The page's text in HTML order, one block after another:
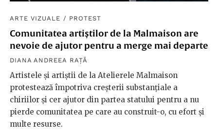
ARTE VIZUALE / PROTEST
Comunitatea artiștilor de la Malmaison are
nevoie de ajutor pentru a merge mai departe
DIANA ANDREEA RAȚĂ
Artistele și artiștii de la Atelierele Malmaison
protestează împotriva creșterii substanțiale a
chiriilor și cer ajutor din partea statului pentru a nu
pierde comunitatea pe care au construit-o, cu efort și
multe resurse.